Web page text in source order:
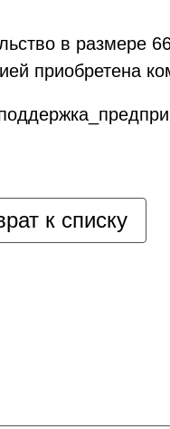
в размере
приобретена
к списку